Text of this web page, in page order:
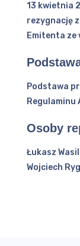
13 kwietnia
rezygnację
Emitenta
Podstawa
Regulaminu
Osoby
Łukasz
Wojciech